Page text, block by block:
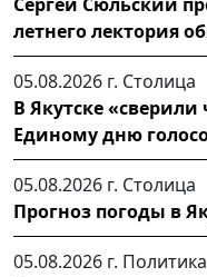
летнего лектория
05.08.2026 г. Столица
В Якутске
Единому дню
05.08.2026 г. Столица
Прогноз погоды в
05.08.2026 г. Политика